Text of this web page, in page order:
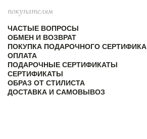
покупателям
ЧАСТЫЕ ВОПРОСЫ
ОБМЕН И ВОЗВРАТ
ПОКУПКА ПОДАРОЧНОГО СЕРТИФИКА
ОПЛАТА
ПОДАРОЧНЫЕ СЕРТИФИКАТЫ
СЕРТИФИКАТЫ
ОБРАЗ ОТ СТИЛИСТА
ДОСТАВКА И САМОВЫВОЗ